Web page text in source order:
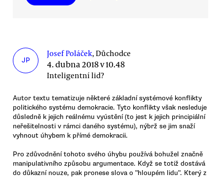
JP
Josef Poláček, Důchodce
4. dubna 2018 v 10.48
Inteligentní lid?
Autor textu tematizuje některé základní systémové konflikty
politického systému demokracie. Tyto konflikty však nesleduje
důsledně k jejich reálnému vyústění (to jest k jejich principiální
neřešitelnosti v rámci daného systému), nýbrž se jim snaží
vyhnout úhybem k přímé demokracii.
Pro zdůvodnění tohoto svého úhybu používá bohužel značně
manipulativního způsobu argumentace. Když se totiž dostává
do důkazní nouze, pak pronese slova o "hloupém lidu". Který z